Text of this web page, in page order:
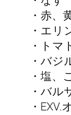
・赤、
・エリ
・トマ
・バジ
・塩、
・バル
・EXV.